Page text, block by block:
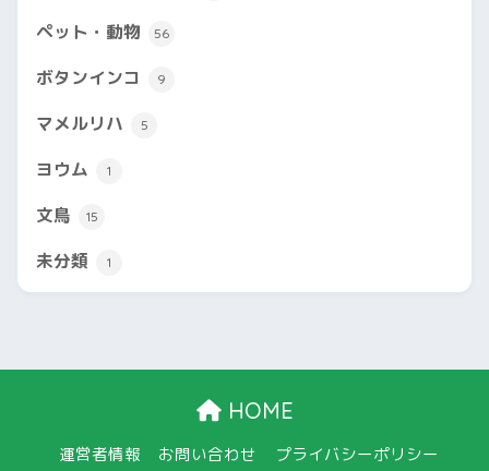
ペット・動物 56
ボタンインコ 9
マメルリハ 5
ヨウム 1
文鳥 15
未分類 1
HOME
運営者情報 お問い合わせ プライバシーポリシー